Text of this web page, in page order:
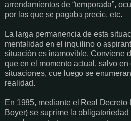
arrendamientos de “temporada”,
por las que se pagaba precio, etc.
La larga permanencia de esta
mentalidad en el inquilino o
situación es inamovible. Conviene
que en el momento actual, salvo en
situaciones, que luego se
realidad.
En 1985, mediante el Real Decreto
Boyer) se suprime la